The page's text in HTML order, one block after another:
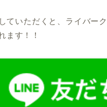
ていただくと、ライバー
ます！！